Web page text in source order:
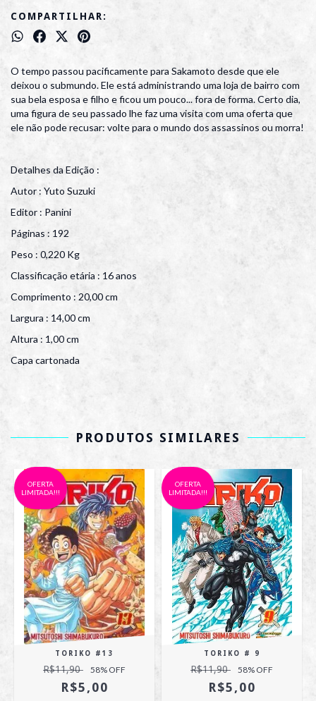
COMPARTILHAR:
O tempo passou pacificamente para Sakamoto desde que ele
deixou o submundo. Ele está administrando uma loja de bairro com
sua bela esposa e filho e ficou um pouco... fora de forma. Certo dia,
uma figura de seu passado lhe faz uma visita com uma oferta que
ele não pode recusar: volte para o mundo dos assassinos ou morra!
Detalhes da Edição :
Autor : Yuto Suzuki
Editor : Panini
Páginas : 192
Peso : 0,220 Kg
Classificação etária : 16 anos
Comprimento : 20,00 cm
Largura : 14,00 cm
Altura : 1,00 cm
Capa cartonada
PRODUTOS SIMILARES
OFERTA
LIMITADA!!!
TORIKO #13
R$11,90 58% OFF
R$5,00
OFERTA
LIMITADA!!!
TORIKO # 9
R$11,90 58% OFF
R$5,00